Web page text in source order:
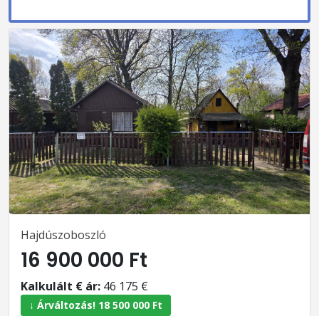
Hajdúszoboszló
16 900 000 Ft
Kalkulált € ár: 46 175 €
↓ Árváltozás! 18 500 000 Ft